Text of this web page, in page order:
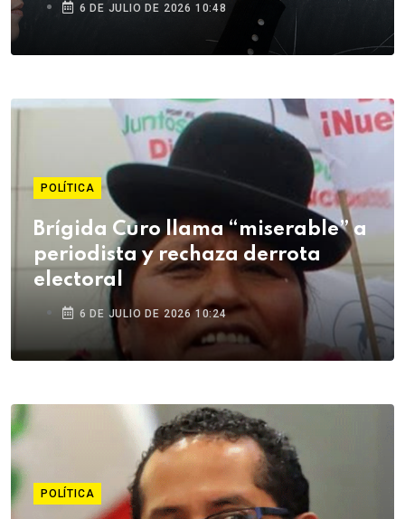
6 DE JULIO DE 2026 10:48
POLÍTICA
Brígida Curo llama “miserable” a
periodista y rechaza derrota
electoral
6 DE JULIO DE 2026 10:24
POLÍTICA